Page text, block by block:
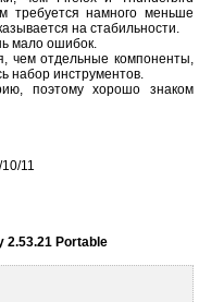
требуется намного меньше
на стабильности.
мало ошибок.
чем отдельные компоненты,
набор инструментов.
поэтому хорошо знаком
11
2.53.21 Portable